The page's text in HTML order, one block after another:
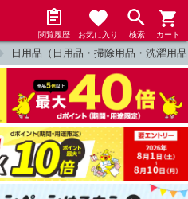
閲覧履歴 お気に入り 検索 カート
日用品（日用品・掃除用品・洗濯用